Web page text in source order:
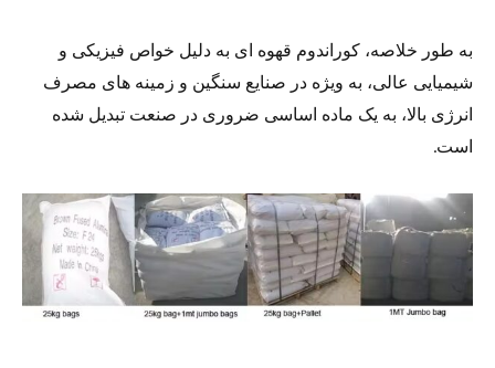
به طور خلاصه، کوراندوم قهوه ای به دلیل خواص فیزیکی و
شیمیایی عالی، به ویژه در صنایع سنگین و زمینه های مصرف
انرژی بالا، به یک ماده اساسی ضروری در صنعت تبدیل شده
است.